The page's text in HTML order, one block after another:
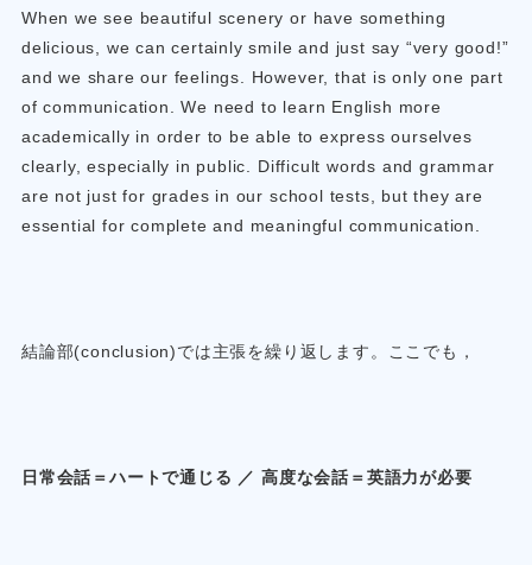
When we see beautiful scenery or have something
delicious, we can certainly smile and just say “very good!”
and we share our feelings. However, that is only one part
of communication. We need to learn English more
academically in order to be able to express ourselves
clearly, especially in public. Difficult words and grammar
are not just for grades in our school tests, but they are
essential for complete and meaningful communication.
結論部(conclusion)では主張を繰り返します。ここでも，
日常会話＝ハートで通じる ／ 高度な会話＝英語力が必要